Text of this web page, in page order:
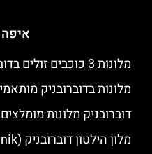
איפה
מלונות 3 כוכבים זולים בדוברובניק
מלונות בדוברובניק
דוברובניק מלונות
מלון הילטון דוברובניק (Hilton Imperial Dubrovnik)